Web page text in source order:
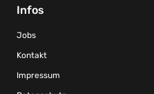
Infos
Jobs
Kontakt
Impressum